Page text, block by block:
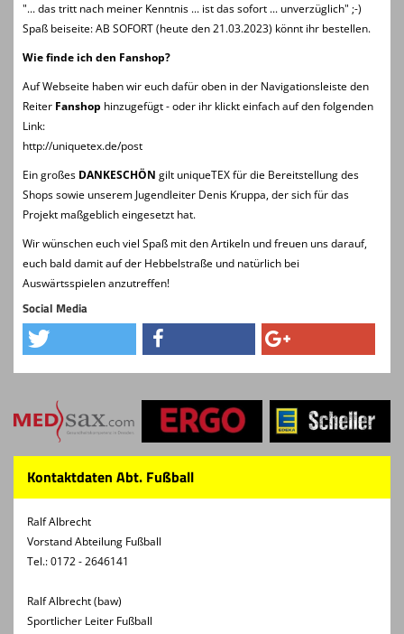
"... das tritt nach meiner Kenntnis ... ist das sofort ... unverzüglich" ;-)
Spaß beiseite: AB SOFORT (heute den 21.03.2023) könnt ihr bestellen.
Wie finde ich den Fanshop?
Auf Webseite haben wir euch dafür oben in der Navigationsleiste den
Reiter Fanshop hinzugefügt - oder ihr klickt einfach auf den folgenden
Link:
http://uniquetex.de/post
Ein großes DANKESCHÖN gilt uniqueTEX für die Bereitstellung des
Shops sowie unserem Jugendleiter Denis Kruppa, der sich für das
Projekt maßgeblich eingesetzt hat.
Wir wünschen euch viel Spaß mit den Artikeln und freuen uns darauf,
euch bald damit auf der Hebbelstraße und natürlich bei
Auswärtsspielen anzutreffen!
Social Media
Kontaktdaten Abt. Fußball
Ralf Albrecht
Vorstand Abteilung Fußball
Tel.: 0172 - 2646141
Ralf Albrecht (baw)
Sportlicher Leiter Fußball